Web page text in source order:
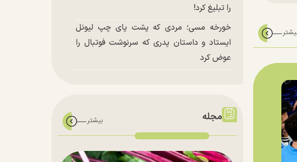
را تبلیغ کرد!
خورخه مسی؛ مردی که پشت پای چپ لیونل
ایستاد و داستان پدری که سرنوشت فوتبال را
عوض کرد
مجله